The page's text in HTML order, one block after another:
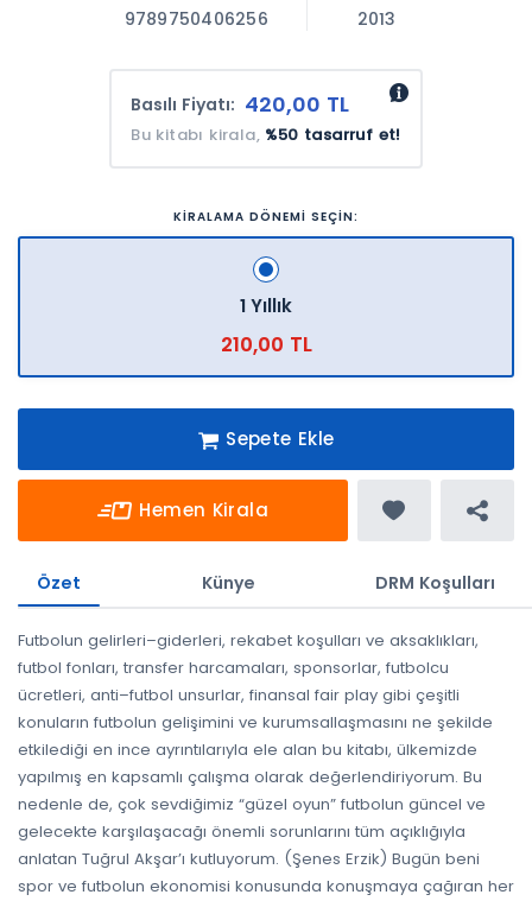
9789750406256 2013
Basılı Fiyatı: 420,00 TL
Bu kitabı kirala, %50 tasarruf et!
KİRALAMA DÖNEMİ SEÇİN:
1 Yıllık
210,00 TL
Sepete Ekle
Hemen Kirala
Özet Künye DRM Koşulları
Futbolun gelirleri–giderleri, rekabet koşulları ve aksaklıkları,
futbol fonları, transfer harcamaları, sponsorlar, futbolcu
ücretleri, anti–futbol unsurlar, finansal fair play gibi çeşitli
konuların futbolun gelişimini ve kurumsallaşmasını ne şekilde
etkilediği en ince ayrıntılarıyla ele alan bu kitabı, ülkemizde
yapılmış en kapsamlı çalışma olarak değerlendiriyorum. Bu
nedenle de, çok sevdiğimiz “güzel oyun” futbolun güncel ve
gelecekte karşılaşacağı önemli sorunlarını tüm açıklığıyla
anlatan Tuğrul Akşar’ı kutluyorum. (Şenes Erzik) Bugün beni
spor ve futbolun ekonomisi konusunda konuşmaya çağıran her